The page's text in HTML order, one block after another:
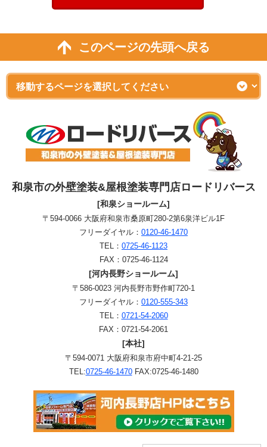
このページの先頭へ戻る
和泉市の外壁塗装&屋根塗装専門店ロードリバース
[和泉ショールーム]
〒594-0066 大阪府和泉市桑原町280-2第6泉洋ビル1F
フリーダイヤル： 0120-46-1470
TEL： 0725-46-1123
FAX：0725-46-1124
[河内長野ショールーム]
〒586-0023 河内長野市野作町720-1
フリーダイヤル： 0120-555-343
TEL： 0721-54-2060
FAX：0721-54-2061
[本社]
〒594-0071 大阪府和泉市府中町4-21-25
TEL:0725-46-1470FAX:0725-46-1480